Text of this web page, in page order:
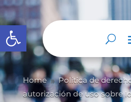
Abrir barra de herramientas
Home 9 Política de
autorización de uso sobre